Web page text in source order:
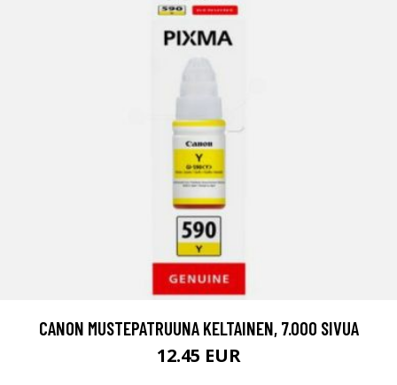
CANON MUSTEPATRUUNA KELTAINEN, 7.000 SIVUA
12.45 EUR